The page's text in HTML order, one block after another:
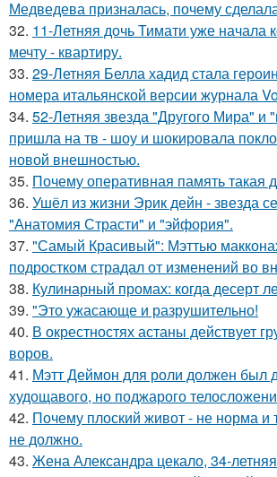
Медведева призналась, почему
32. 11-Летняя дочь Тимати уже начала
мечту - квартиру.
33. 29-Летняя Белла хадид стала
номера итальянской версии журнала
34. 52-Летняя звезда "Другого Мира" и
пришла на тв - шоу и шокировала
новой внешностью.
35. Почему оперативная память такая
36. Ушёл из жизни Эрик дейн - звезда
"Анатомия Страсти" и "эйфория".
37. "Самый Красивый": Мэттью
подростком страдал от изменений во
38. Кулинарный промах: когда десерт
39. "Это ужасающе и разрушительно!
40. В окрестностях астаны действует
воров.
41. Мэтт Деймон для роли должен был
худощавого, но поджарого
42. Почему плоский живот - не норма и
не должно.
43. Жена Александра цекало, 34-